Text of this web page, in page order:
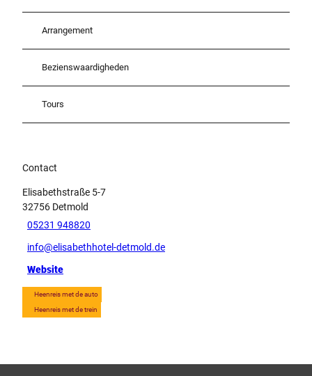
Arrangement
Bezienswaardigheden
Tours
Contact
Elisabethstraße 5-7
32756 Detmold
05231 948820
info@elisabethhotel-detmold.de
Website
Heenreis met de auto
Heenreis met de trein